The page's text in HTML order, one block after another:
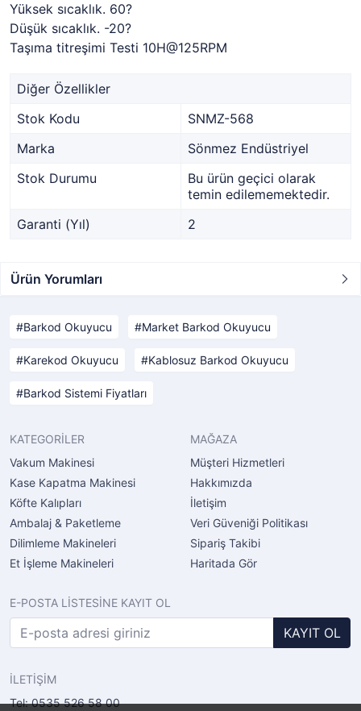
Yüksek sıcaklık. 60?
Düşük sıcaklık. -20?
Taşıma titreşimi Testi 10H@125RPM
Diğer Özellikler
Stok Kodu
SNMZ-568
Marka
Sönmez Endüstriyel
Stok Durumu
Bu ürün geçici olarak
temin edilememektedir.
Garanti (Yıl)
2
Ürün Yorumları
Barkod Okuyucu Market Barkod Okuyucu
Karekod Okuyucu Kablosuz Barkod Okuyucu
Barkod Sistemi Fiyatları
KATEGORİLER
Vakum Makinesi
Kase Kapatma Makinesi
Köfte Kalıpları
Ambalaj & Paketleme
Dilimleme Makineleri
Et İşleme Makineleri
MAĞAZA
Müşteri Hizmetleri
Hakkımızda
İletişim
Veri Güveniği Politikası
Sipariş Takibi
Haritada Gör
E-POSTA LİSTESİNE KAYIT OL
KAYIT OL
İLETİŞİM
Tel: 0535 526 58 00